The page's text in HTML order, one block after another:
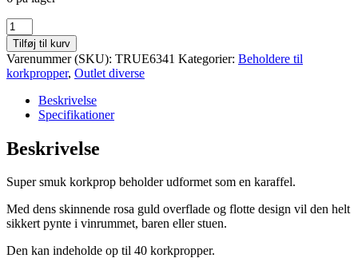
Karaffel
flaske
Korkprop
beholder
antal
Tilføj til kurv
Varenummer (SKU): TRUE6341 Kategorier: Beholdere til
korkpropper, Outlet diverse
Beskrivelse
Specifikationer
Beskrivelse
Super smuk korkprop beholder udformet som en karaffel.
Med dens skinnende rosa guld overflade og flotte design vil den helt
sikkert pynte i vinrummet, baren eller stuen.
Den kan indeholde op til 40 korkpropper.